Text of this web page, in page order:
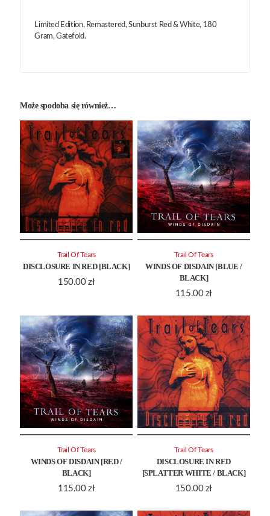
Limited Edition, Remastered, Sunburst Red & White, 180
Gram, Gatefold.
Może spodoba się również…
DISCLOSURE IN RED [BLACK]
150.00 zł
Trail Of Tears
WINDS OF DISDAIN [BLUE /
BLACK]
115.00 zł
Trail Of Tears
WINDS OF DISDAIN [RED /
BLACK]
115.00 zł
Trail Of Tears
DISCLOSURE IN RED
[SPLATTER WHITE / BLACK]
150.00 zł
Trail Of Tears